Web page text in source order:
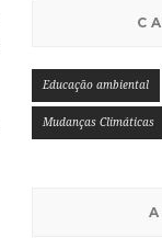
Educação ambiental
Mudanças Climáticas